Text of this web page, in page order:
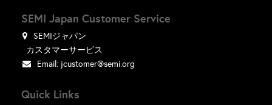
SEMI Japan Customer Service
SEMIジャパン
カスタマーサービス
Email: jcustomer@semi.org
Quick Links